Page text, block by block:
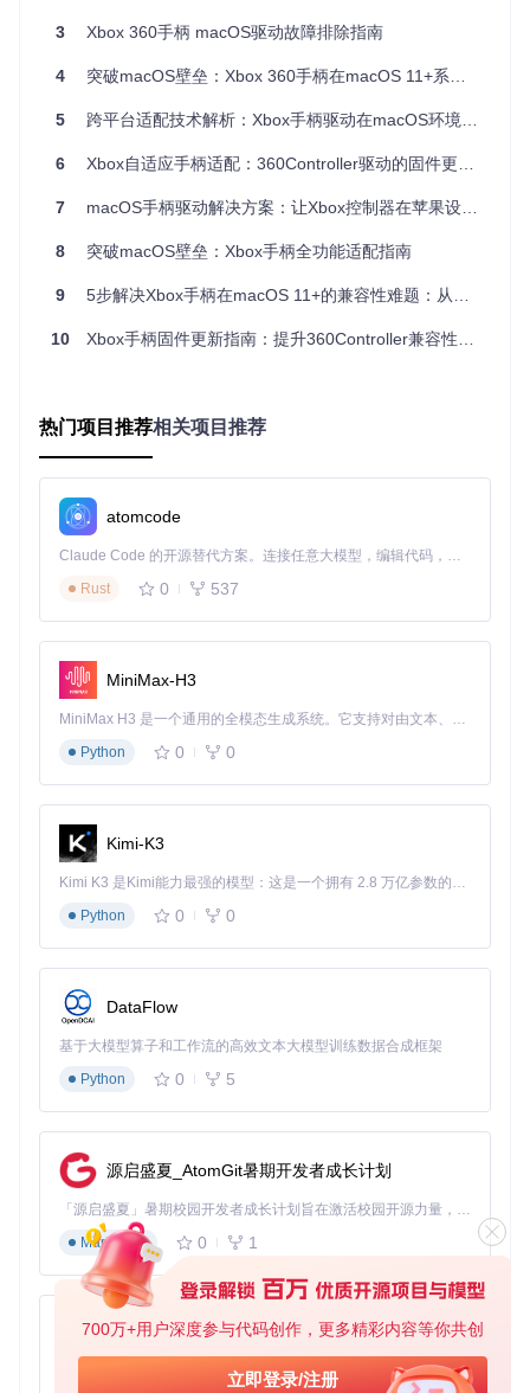
700万+用户深度参与代码创作，更多精彩内容等你共创
立即登录/注册
主要包含三个关键组件：
用户空间驱动程序：这部分程序运行在系统的用户空间，
转换为系统能理解的语言。
守护进程（360Daemon）：作为后台服务，它持续监控
位"全天候管家"，随时处理手柄的各种需求。
偏好设置面板：提供直观的用户界面，让你可以配置手柄
掌控手柄的各项功能。
这种架构不仅避开了macOS 11+对内核扩展的限制，还提高了
实施步骤：如何在macOS 11+上安装360Contr
oller驱动
准备阶段：检查系统环境
首先，让我们确认你的系统是否符合要求。打开终端，输入以
下命令检查macOS版本：
确保输出的ProductVersion为11.0或更高版本。为什么要这么
做？因为360Controller的新架构是专门为macOS 11+设计
的，旧版本系统可能不需要这些复杂的步骤。
接下来，获取360Controller项目代码：
git clone
执行阶段：安装驱动
进入项目目录，执行安装脚本：
这个脚本会自动完成以下工作：清理旧版本驱动文件、复制新
驱动到系统目录、配置权限、启动守护进程。为什么选择upgr
ade.sh而不是直接手动复制文件？因为这个脚本经过了严格测
试，能够处理各种边缘情况，确保驱动安装的完整性和正确
验证阶段：确认驱动安装成功
安装完成后，我们需要验证驱动是否正常工作。让我们试试
看：
连接Xbox 360手柄到Mac（有线或无线方式）
打开"系统偏好设置"，查看是否有"360Controller"偏好设置
图标
点击该图标，检查是否能识别到已连接的手柄
如果一切顺利，你应该能在偏好设置面板中看到手柄的基本信
息和状态。
3 Xbox 360手柄 macOS驱动故障排除指南
4 突破macOS壁垒：Xbox 360手柄在macOS 11+系统的完全指南
5 跨平台适配技术解析：Xbox手柄驱动在macOS环境下的设备兼容与效能优化方案
6 Xbox自适应手柄适配：360Controller驱动的固件更新与兼容性处理
7 macOS手柄驱动解决方案：让Xbox控制器在苹果设备上完美工作
8 突破macOS壁垒：Xbox手柄全功能适配指南
9 5步解决Xbox手柄在macOS 11+的兼容性难题：从驱动适配到性能优化
10 Xbox手柄固件更新指南：提升360Controller兼容性的必要步骤
热门项目推荐相关项目推荐
atomcode
Claude Code 的开源替代方案。连接任意大模型，编辑代码，运行命令，自动验证 — 全自动执行。用 Rust 构建，极致性能。 ｜ An open-source alternative to Claude Code. Connect any LLM, edit code, run commands, and verify changes — autonomously. Built in Rust for speed. Get Started
Rust
0 537
MiniMax-H3
MiniMax H3 是一个通用的全模态生成系统。它支持对由文本、图像、视频和音频组成的多模态上下文进行统一理解，并能生成分辨率高达 2K、时长可达 15 秒的带原生立体声音频的视频。得益于面向任务泛化的系统设计，H3 在预训练阶段就已具备广泛的多模态上下文理解与生成能力，能够出色地执行复杂的多模态指令。
Python
0 0
Kimi-K3
Kimi K3 是Kimi能力最强的模型：这是一个拥有 2.8 万亿参数的混合专家（MoE）模型，具备原生视觉理解能力，并支持 100 万 token 的上下文窗口。
Python
0 0
DataFlow
基于大模型算子和工作流的高效文本大模型训练数据合成框架
Python
0 5
源启盛夏_AtomGit暑期开发者成长计划
「源启盛夏」暑期校园开发者成长计划旨在激活校园开源力量，通过积分激励、认证扶持、资源倾斜等形式，引导高校组织和开发者完成「入驻 — 建项目 — 做贡献 — 获认证 — 得资源」的完整闭环。无论你是想带领社团入驻平台的组织者，还是希望用代码贡献证明自己的开发者，都能在这里找到属于你的成长路径。
Markdown
0 1
py-xiaozhi
基于Python的Xiaozhi AI，适用于想要完整Xiaozhi体验而无需拥有专用硬件的用户。